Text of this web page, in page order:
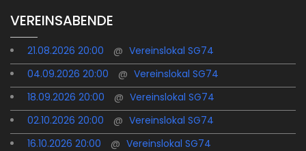
VEREINSABENDE
21.08.2026 20:00 @ Vereinslokal SG74
04.09.2026 20:00
@ Vereinslokal SG74
18.09.2026 20:00
@ Vereinslokal SG74
02.10.2026 20:00
@ Vereinslokal SG74
16.10.2026 20:00
@ Vereinslokal SG74